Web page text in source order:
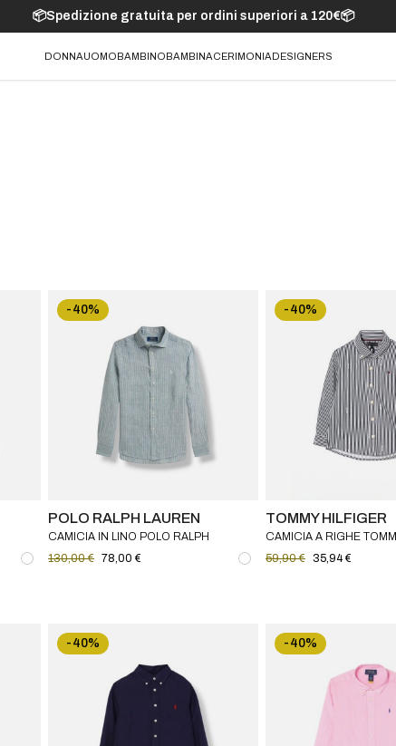
📦Spedizione gratuita per ordini superiori a 120€📦
DONNAUOMOBAMBINOBAMBINACERIMONIADESIGNERS
-40%
POLO RALPH LAUREN
CAMICIA IN LINO POLO RALPH
LAUREN BAMBINO
130,00 € 78,00 €
-40%
TOMMY HILFIGER
CAMICIA A RIGHE
59,90 €
35,94 €
-40% -40%